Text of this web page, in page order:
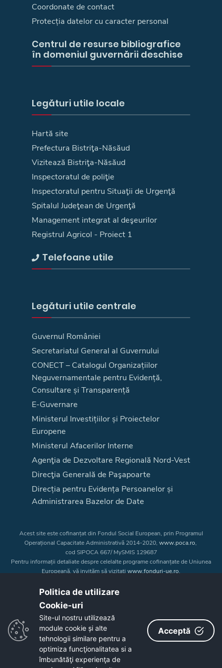
Coordonate de contact
Protecția datelor cu caracter personal
Centrul de resurse bibliografice
în domeniul guvernării deschise
Legături utile locale
Hartă site
Prefectura Bistriţa-Năsăud
Vizitează Bistriţa-Năsăud
Inspectoratul de poliţie
Inspectoratul pentru Situaţii de Urgenţă
Spitalul Judeţean de Urgenţă
Management integrat al deşeurilor
Registrul Agricol - Proiect 1
Telefoane utile
Legături utile centrale
Guvernul României
Secretariatul General al Guvernului
CONECT – Catalogul Organizațiilor
Neguvernamentale pentru Evidență,
Consultare și Transparență
E-Guvernare
Ministerul Investițiilor și Proiectelor
Europene
Ministerul Afacerilor Interne
Agenţia de Dezvoltare Regională Nord-Vest
Direcţia Generală de Paşapoarte
Direcția pentru Evidența Persoanelor și
Administrarea Bazelor de Date
Acest site este cofinanțat din Fondul Social European, prin Programul
Operațional Capacitate Administrativă 2014-2020, www.poca.ro,
cod SIPOCA 667/ MySMIS 129687
Pentru informații detaliate despre celelalte programe cofinanțate de Uniunea
Europeană, vă invităm să vizitați www.fonduri-ue.ro.
a Uniunii Europene. Întreaga responsabilitate asupra
Copyright © 2026 - Consiliul Judeţean Bistrița-Năsăud
Politica de utilizare
Cookie-uri‎
Site-ul nostru utilizează
module cookie și alte
tehnologii similare pentru a
optimiza funcţionalitatea si a
îmbunătăţi experienţa de
Acceptă